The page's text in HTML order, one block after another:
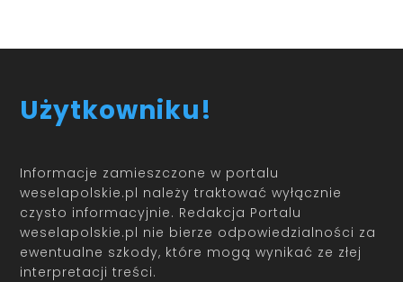
Użytkowniku!
Informacje zamieszczone w portalu
weselapolskie.pl należy traktować wyłącznie
czysto informacyjnie. Redakcja Portalu
weselapolskie.pl nie bierze odpowiedzialności za
ewentualne szkody, które mogą wynikać ze złej
interpretacji treści.